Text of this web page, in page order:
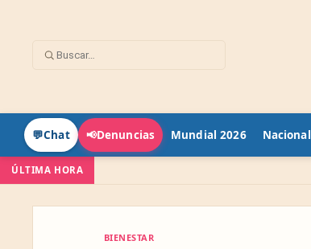
💬Chat 📢Denuncias Mundial 2026 Nacional
ÚLTIMA HORA
BIENESTAR